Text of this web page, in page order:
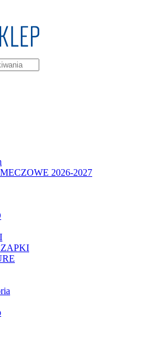
2026-2027